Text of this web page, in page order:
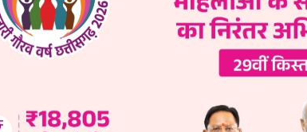
किया था कि रायपुर में शिक्षकों के पद खाली हैं। इस सवाल के
रायपुर में 1954 अलग-अलग वर्ग के शिक्षकों के पद खाली हैं। इन पर